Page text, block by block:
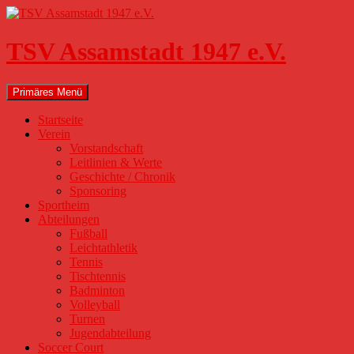
Zum
springen
TSV Assamstadt 1947 e.V.
Suchen
Primäres Menü
Startseite
Verein
Vorstandschaft
Leitlinien & Werte
Geschichte / Chronik
Sponsoring
Sportheim
Abteilungen
Fußball
Leichtathletik
Tennis
Tischtennis
Badminton
Volleyball
Turnen
Jugendabteilung
Soccer Court